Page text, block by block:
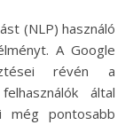
(NLP) használó
A Google
révén a
által
még pontosabb